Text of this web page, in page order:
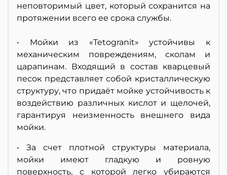
неповторимый цвет, который сохранится на
протяжении всего ее срока службы.
• Мойки из «Tetogranit» устойчивы к
механическим повреждениям, сколам и
царапинам. Входящий в состав кварцевый
песок представляет собой кристаллическую
структуру, что придаёт мойке устойчивость к
воздействию различных кислот и щелочей,
гарантируя неизменность внешнего вида
мойки.
• За счет плотной структуры материала,
мойки имеют гладкую и ровную
поверхность, с которой легко убираются